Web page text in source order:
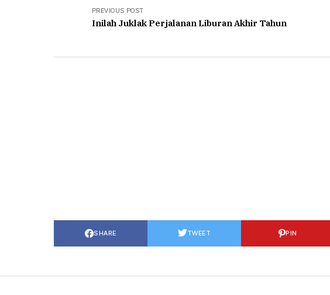
PREVIOUS POST
Inilah Juklak Perjalanan Liburan Akhir Tahun
SHARE TWEET PIN